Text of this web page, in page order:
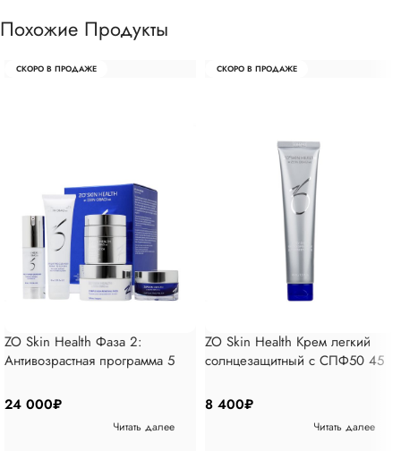
Похожие Продукты
СКОРО В ПРОДАЖЕ
ZO Skin Health Фаза 2:
Антивозрастная программа 5
24 000₽
Читать далее
СКОРО В ПРОДАЖЕ
ZO Skin Health Крем легкий
солнцезащитный с СПФ50 45
8 400₽
Читать далее